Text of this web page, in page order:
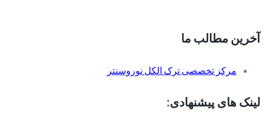
آخرین مطالب ما
مرکز تخصصی ترک الکل نوروسنتر
لینک های پیشنهادی: